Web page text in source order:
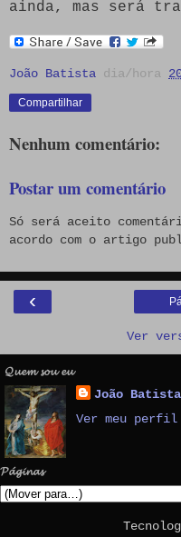
ainda, mas será
João Batista dia/hora
Compartilhar
Nenhum comentário:
Postar um comentário
Só será aceito
acordo com o artigo
‹
Ver
𝓠𝓾𝓮𝓶 𝓼𝓸𝓾 𝓮𝓾
João Batista
Ver meu perfil
𝓟𝓪́𝓰𝓲𝓷𝓪𝓼